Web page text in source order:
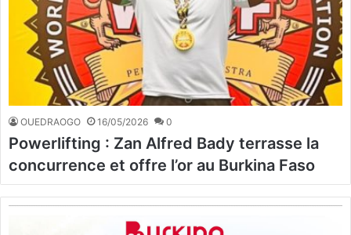
OUEDRAOGO 16/05/2026 0
Powerlifting : Zan Alfred Bady terrasse la
concurrence et offre l’or au Burkina Faso